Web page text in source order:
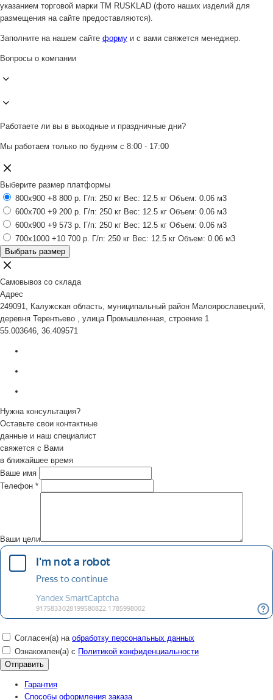
указанием торговой марки ТМ RUSKLAD (фото наших изделий для
размещения на сайте предоставляются).
Заполните на нашем сайте форму и с вами свяжется менеджер.
Вопросы о компании
Работаете ли вы в выходные и праздничные дни?
Мы работаем только по будням с 8:00 - 17:00
Выберите размер платформы
800x900 +8 800 р. Г/п: 250 кг Вес: 12.5 кг Объем: 0.06 м3
600x700 +9 200 р. Г/п: 250 кг Вес: 12.5 кг Объем: 0.06 м3
600x900 +9 573 р. Г/п: 250 кг Вес: 12.5 кг Объем: 0.06 м3
700x1000 +10 700 р. Г/п: 250 кг Вес: 12.5 кг Объем: 0.06 м3
Выбрать размер
Самовывоз со склада
Адрес
249091, Калужская область, муниципальный район Малоярославецкий,
деревня Терентьево , улица Промышленная, строение 1
55.003646, 36.409571
Нужна консультация?
Оставьте свои контактные
данные и наш специалист
свяжется с Вами
в ближайшее время
Ваше имя
Телефон *
Ваши цели
Согласен(а) на обработку персональных данных
Ознакомлен(а) с Политикой конфиденциальности
Гарантия
Способы оформления заказа